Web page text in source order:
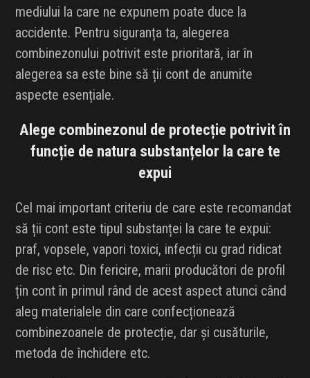
mediului la care ne expunem poate duce la
accidente. Pentru siguranța ta, alegerea
combinezonului potrivit este prioritară, iar în
alegerea sa este bine să ții cont de anumite
aspecte esențiale.
Alege combinezonul de protecție potrivit în
funcție de natura substanțelor la care te
expui
Cel mai important criteriu de care este recomandat
să ții cont este tipul substanței la care te expui:
praf, vopsele, vapori toxici, infecții cu grad ridicat
de risc etc. Din fericire, marii producători de profil
țin cont în primul rând de acest aspect atunci când
aleg materialele din care confecționează
combinezoanele de protecție, dar și cusăturile,
metoda de închidere etc.